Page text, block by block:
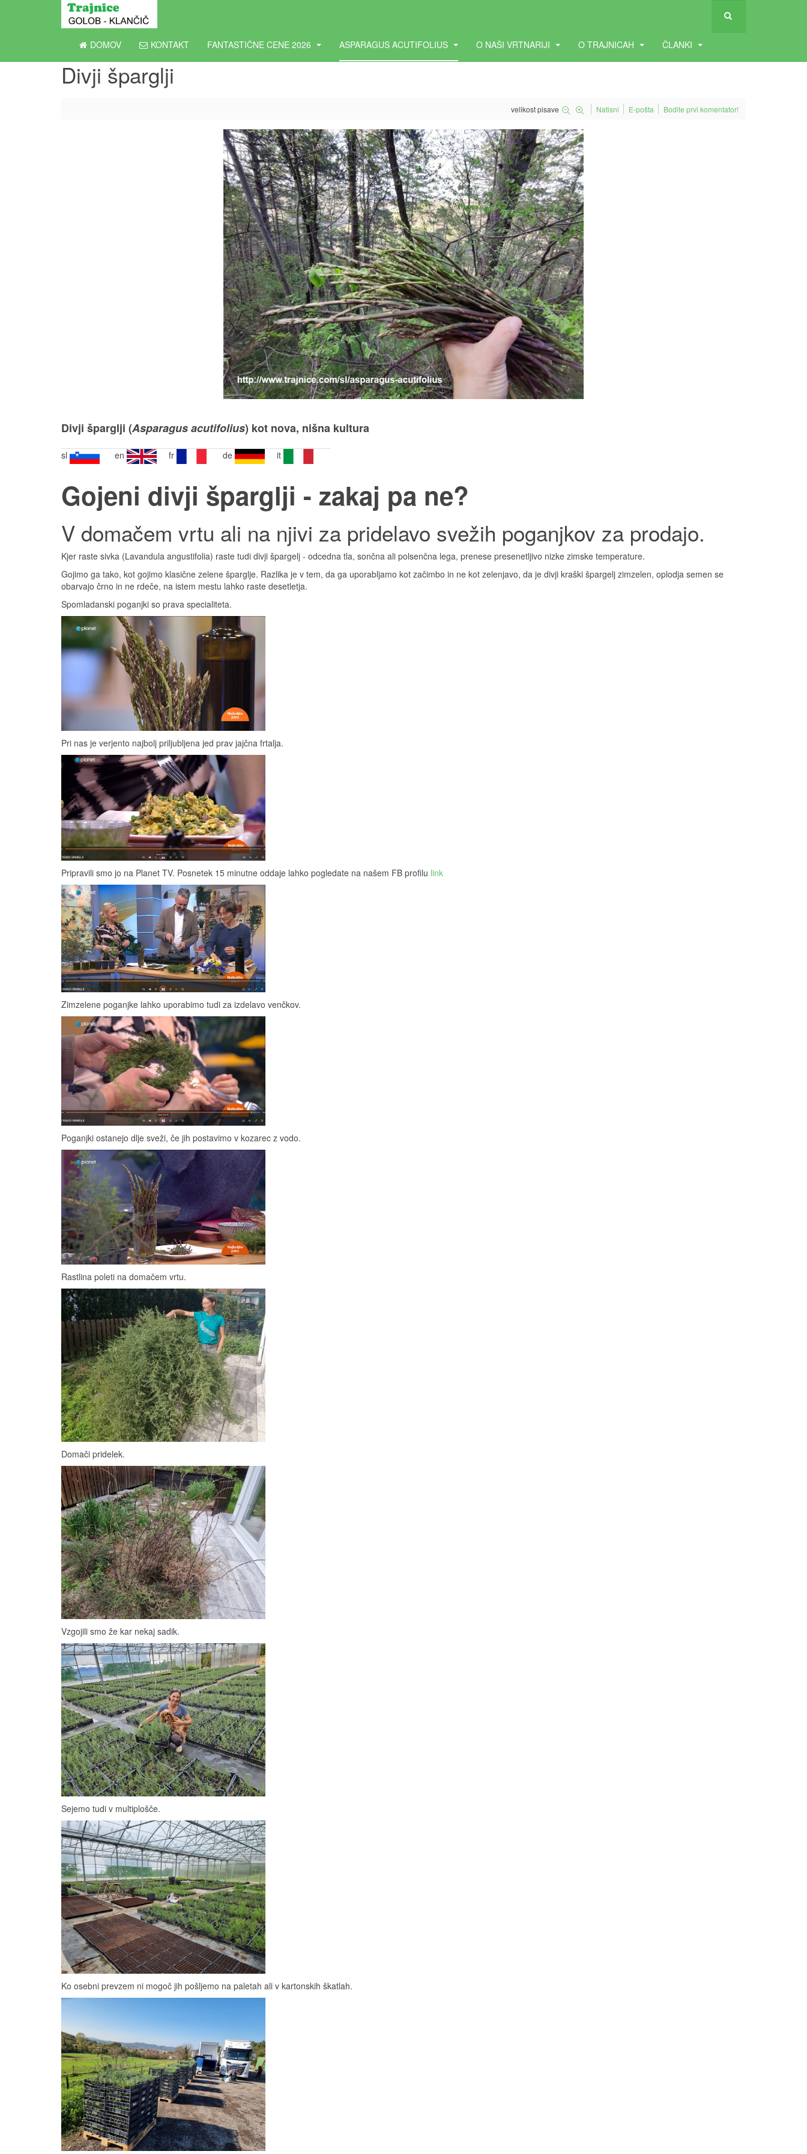
DOMOV KONTAKT FANTASTIČNE CENE 2026 ASPARAGUS ACUTIFOLIUS O NAŠI VRTNARIJI O TRAJNICAH ČLANKI
Divji šparglji
velikost pisave Natisni E-pošta Bodite prvi komentator!
Divji šparglji (Asparagus acutifolius) kot nova, nišna kultura
sl en fr de it
Gojeni divji šparglji - zakaj pa ne?
V domačem vrtu ali na njivi za pridelavo svežih poganjkov za prodajo.
Kjer raste sivka (Lavandula angustifolia) raste tudi divji špargelj - odcedna tla, sončna ali polsenčna lega, prenese presenetljivo nizke zimske temperature.
Gojimo ga tako, kot gojimo klasične zelene šparglje. Razlika je v tem, da ga uporabljamo kot začimbo in ne kot zelenjavo, da je divji kraški špargelj zimzelen, oplodja semen se
obarvajo črno in ne rdeče, na istem mestu lahko raste desetletja.
Spomladanski poganjki so prava specialiteta.
Pri nas je verjento najbolj priljubljena jed prav jajčna frtalja.
Pripravili smo jo na Planet TV. Posnetek 15 minutne oddaje lahko pogledate na našem FB profilu link
Zimzelene poganjke lahko uporabimo tudi za izdelavo venčkov.
Poganjki ostanejo dlje sveži, če jih postavimo v kozarec z vodo.
Rastlina poleti na domačem vrtu.
Domači pridelek.
Vzgojili smo že kar nekaj sadik.
Sejemo tudi v multiplošče.
Ko osebni prevzem ni mogoč jih pošljemo na paletah ali v kartonskih škatlah.